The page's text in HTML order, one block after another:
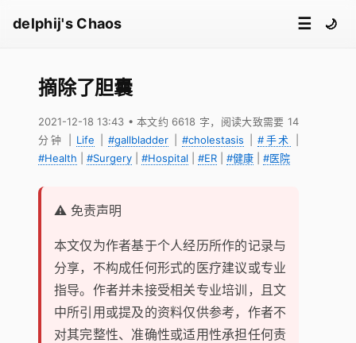
delphij's Chaos ☰ 🌙
摘除了胆囊
2021-12-18 13:43 • 本文约 6618 字，阅读大致需要 14
分钟
Life #gallbladder #cholestasis #手术
#Health
#Surgery #Hospital #ER #健康 #医院
⚠️ 免责声明
本文仅为作者基于个人经历所作的记录与
分享，不构成任何形式的医疗建议或专业
指导。作者并未接受相关专业培训，且文
中所引用或提及的资料仅供参考，作者不
对其完整性、准确性或适用性承担任何责